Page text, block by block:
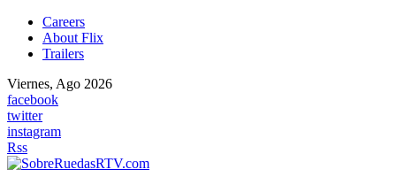
Careers
About Flix
Trailers
Viernes, Ago 2026
facebook
twitter
instagram
Rss